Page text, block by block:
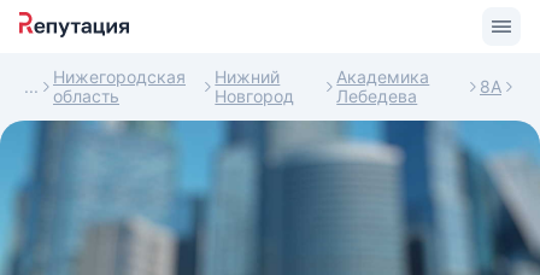
Нижегородская
область
Нижний
Новгород
Академика
Лебедева
8А